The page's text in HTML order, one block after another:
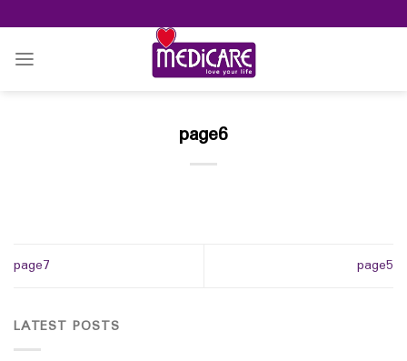
to
content
page6
page7 page5
LATEST POSTS